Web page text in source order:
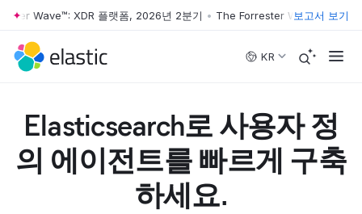
Skip to main content
Wave™: XDR 플랫폼, 2026년 2분기 • The Forrester Wave™: XDR 플
보고서 보기
KR
Elasticsearch로 사용자 정
의 에이전트를 빠르게 구축
하세요.